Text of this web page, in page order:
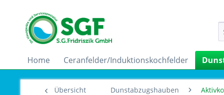
Home Ceranfelder/Induktionskochfelder
Übersicht Dunstabzugshauben